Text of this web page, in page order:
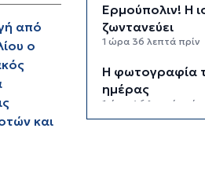
από
ο
και
Ερμούπολιν! Η
ζωντανεύει
1 ώρα 36 λεπτά πρίν
Η φωτογραφία
ημέρας
1 ώρα 46 λεπτά πρίν